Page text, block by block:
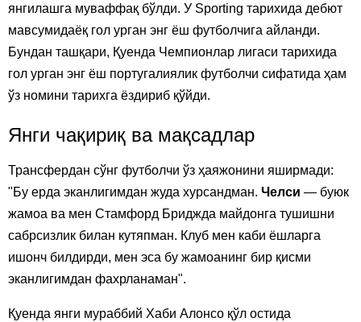
янгилашга муваффақ бўлди. У Sporting тарихида дебют
мавсумидаёқ гол урган энг ёш футболчига айланди.
Бундан ташқари, Қуенда Чемпионлар лигаси тарихида
гол урган энг ёш португалиялик футболчи сифатида ҳам
ўз номини тарихга ёздириб қўйди.
Янги чақириқ ва мақсадлар
Трансфердан сўнг футболчи ўз ҳаяжонини яширмади:
"Бу ерда эканлигимдан жуда хурсандман. Челси — буюк
жамоа ва мен Стамфорд Бриджда майдонга тушишни
сабрсизлик билан кутяпман. Клуб мен каби ёшларга
ишонч билдирди, мен эса бу жамоанинг бир қисми
эканлигимдан фахрланаман".
Қуенда янги мураббий Хаби Алонсо қўл остида